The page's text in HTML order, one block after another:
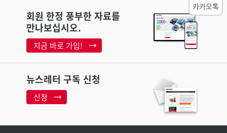
회원 한정 풍부한 자료를
만나보십시오.
지금 바로 가입!
뉴스레터 구독 신청
신청
카카오톡